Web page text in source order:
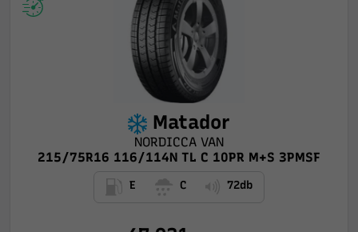
Matador
NORDICCA VAN
215/75R16 116/114N TL C 10PR M+S 3PMSF
E C 72db